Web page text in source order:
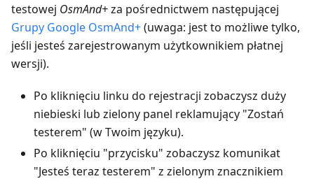
testowej OsmAnd+za pośrednictwem następującej
Grupy Google OsmAnd+(uwaga: jest to możliwe tylko,
jeśli jesteś zarejestrowanym użytkownikiem płatnej
wersji).
Po kliknięciu linku do rejestracji zobaczysz duży
niebieski lub zielony panel reklamujący "Zostań
testerem" (w Twoim języku).
Po kliknięciu "przycisku" zobaczysz komunikat
"Jesteś teraz testerem" z zielonym znacznikiem